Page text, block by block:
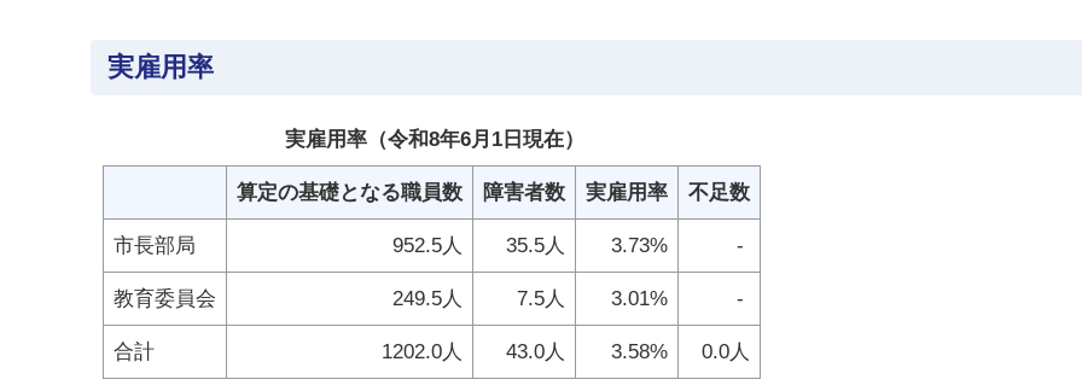
実雇用率
実雇用率（令和8年6月1日現在）
算定の基礎となる職員数 障害者数 実雇用率 不足数
市長部局 952.5人 35.5人 3.73% -
教育委員会 249.5人 7.5人 3.01% -
合計 1202.0人 43.0人 3.58% 0.0人